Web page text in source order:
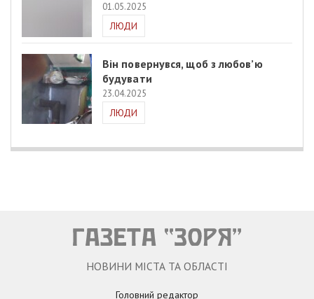
01.05.2025
ЛЮДИ
Він повернувся, щоб з любов’ю
будувати
23.04.2025
ЛЮДИ
НОВИНИ МІСТА ТА ОБЛАСТІ
Головний редактор